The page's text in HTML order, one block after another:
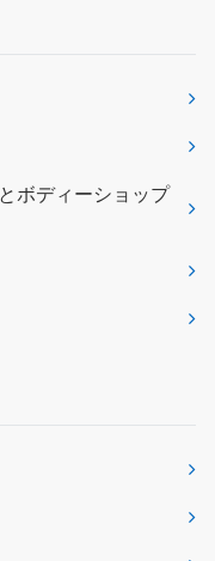
ボディーショップ